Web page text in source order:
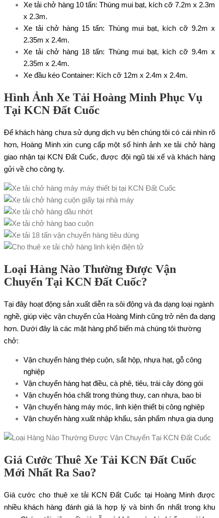
Xe tải chở hàng 10 tấn: Thùng mui bạt, kích cỡ 7.2m x 2.3m
x 2.3m.
Xe tải chở hàng 15 tấn: Thùng mui bạt, kích cỡ 9.2m x
2.35m x 2.4m.
Xe tải chở hàng 18 tấn: Thùng mui bạt, kích cỡ 9.4m x
2.35m x 2.4m.
Xe đầu kéo Container: Kích cỡ 12m x 2.4m x 2.4m.
Hình Ảnh Xe Tải Hoàng Minh Phục Vụ
Tại KCN Đất Cuốc
Để khách hàng chưa sử dụng dịch vụ bên chúng tôi có cái nhìn rõ
hơn, Hoàng Minh xin cung cấp một số hình ảnh xe tải chở hàng
giao nhận tại KCN Đất Cuốc, được đội ngũ tài xế và khách hàng
gửi về cho công ty.
Loại Hàng Nào Thường Được Vận
Chuyển Tại KCN Đất Cuốc?
Tại đây hoạt động sản xuất diễn ra sôi động và đa dạng loại ngành
nghề, giúp việc vận chuyển của Hoàng Minh cũng trở nên đa dạng
hơn. Dưới đây là các mặt hàng phổ biến mà chúng tôi thường
chở:
Vận chuyển hàng thép cuộn, sắt hộp, nhựa hạt, gỗ công
nghiệp
Vận chuyển hàng hạt điều, cà phê, tiêu, trái cây đóng gói
Vận chuyển hóa chất trong thùng thuy, can nhựa, bao bì
Vận chuyển hàng máy móc, linh kiện thiết bị công nghiệp
Vận chuyển hàng xuất nhập khẩu, sản phẩm nhựa gia dụng
Giá Cước Thuê Xe Tải KCN Đất Cuốc
Mới Nhất Ra Sao?
Giá cước cho thuê xe tải KCN Đất Cuốc tại Hoàng Minh được
nhiều khách hàng đánh giá là hợp lý và bình ổn nhất trong khu